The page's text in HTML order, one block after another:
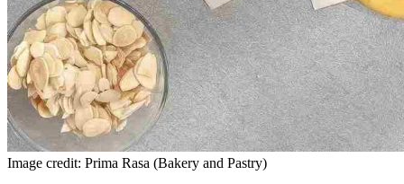
Image credit: Prima Rasa (Bakery and Pastry)